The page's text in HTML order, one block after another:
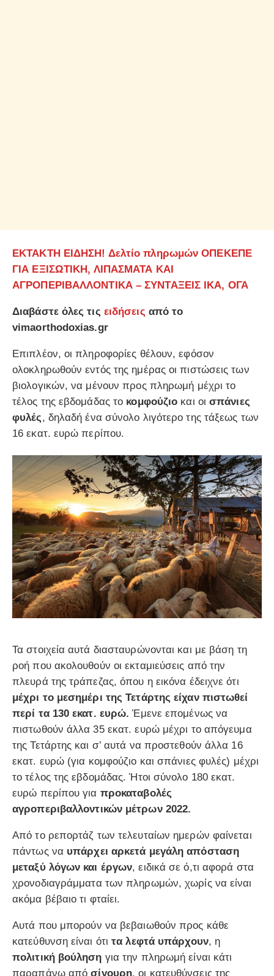
ΕΚΤΑΚΤΗ ΕΙΔΗΣΗ! Δελτίο πληρωμών ΟΠΕΚΕΠΕ
ΓΙΑ ΕΞΙΣΩΤΙΚΗ, ΛΙΠΑΣΜΑΤΑ ΚΑΙ
ΑΓΡΟΠΕΡΙΒΑΛΛΟΝΤΙΚΑ – ΣΥΝΤΑΞΕΙΣ ΙΚΑ, ΟΓΑ
Διαβάστε όλες τις ειδήσεις από το
vimaorthodoxias.gr
Επιπλέον, οι πληροφορίες θέλουν, εφόσον
ολοκληρωθούν εντός της ημέρας οι πιστώσεις των
βιολογικών, να μένουν προς πληρωμή μέχρι το
τέλος της εβδομάδας το κομφούζιο και οισπάνιες
φυλές, δηλαδή ένα σύνολο λιγότερο της τάξεως των
16 εκατ. ευρώ περίπου.
Τα στοιχεία αυτά διασταυρώνονται και με βάση τη
ροή που ακολουθούν οι εκταμιεύσεις από την
πλευρά της τράπεζας, όπου η εικόνα έδειχνε ότι
μέχρι το μεσημέρι της Τετάρτης είχαν πιστωθεί
περί τα 130 εκατ. ευρώ. Έμενε επομένως να
πιστωθούν άλλα 35 εκατ. ευρώ μέχρι το απόγευμα
της Τετάρτης και σ’ αυτά να προστεθούν άλλα 16
εκατ. ευρώ (για κομφούζιο και σπάνιες φυλές) μέχρι
το τέλος της εβδομάδας. Ήτοι σύνολο 180 εκατ.
ευρώ περίπου για προκαταβολές
αγροπεριβαλλοντικών μέτρων 2022.
Από το ρεπορτάζ των τελευταίων ημερών φαίνεται
πάντως να υπάρχει αρκετά μεγάλη απόσταση
μεταξύ λόγων και έργων, ειδικά σε ό,τι αφορά στα
χρονοδιαγράμματα των πληρωμών, χωρίς να είναι
ακόμα βέβαιο τι φταίει.
Αυτά που μπορούν να βεβαιωθούν προς κάθε
κατεύθυνση είναι ότιτα λεφτά υπάρχουν, η
πολιτική βούληση για την πληρωμή είναι κάτι
παραπάνω απόσίγουρη, οι κατευθύνσεις της